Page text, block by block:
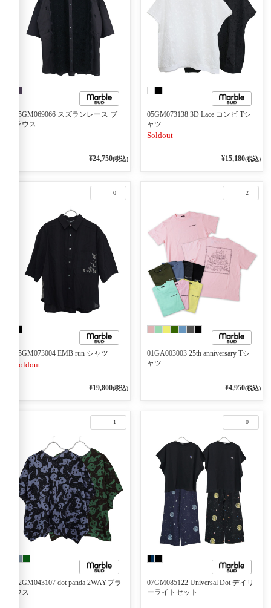
05GM069066 スズランレース ブ
ラウス
¥24,750(税込)
05GM073138 3D Lace コンビ Tシ
ャツ
Soldout
¥15,180(税込)
0
05GM073004 EMB run シャツ
Soldout
¥19,800(税込)
2
01GA003003 25th anniversary Tシ
ャツ
¥4,950(税込)
1
02GM043107 dot panda 2WAYブラ
ウス
0
07GM085122 Universal Dot デイリ
ーライトセット